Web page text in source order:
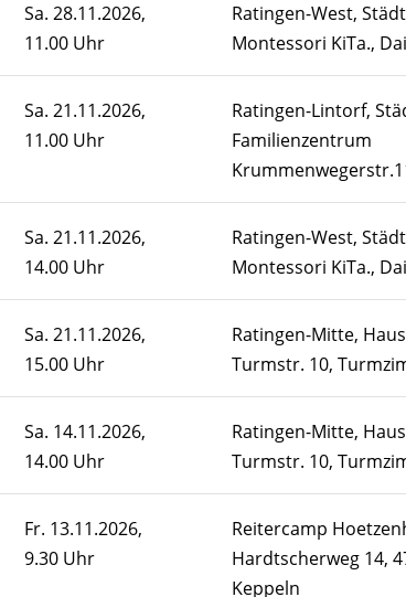
Sa. 28.11.2026,
11.00 Uhr
Ratingen-West,
Montessori KiTa.,
Sa. 21.11.2026,
11.00 Uhr
Ratingen-Lintorf,
Familienzentrum
Sa. 21.11.2026,
14.00 Uhr
Ratingen-West,
Montessori KiTa.,
Sa. 21.11.2026,
15.00 Uhr
Ratingen-Mitte,
Turmstr. 10,
Sa. 14.11.2026,
14.00 Uhr
Ratingen-Mitte,
Turmstr. 10,
Fr. 13.11.2026,
9.30 Uhr
Reitercamp
Hardtscherweg 14,
Keppeln